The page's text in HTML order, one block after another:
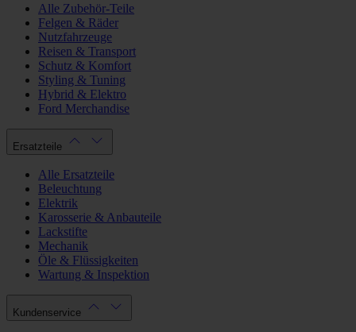
Alle Zubehör-Teile
Felgen & Räder
Nutzfahrzeuge
Reisen & Transport
Schutz & Komfort
Styling & Tuning
Hybrid & Elektro
Ford Merchandise
Ersatzteile
Alle Ersatzteile
Beleuchtung
Elektrik
Karosserie & Anbauteile
Lackstifte
Mechanik
Öle & Flüssigkeiten
Wartung & Inspektion
Kundenservice